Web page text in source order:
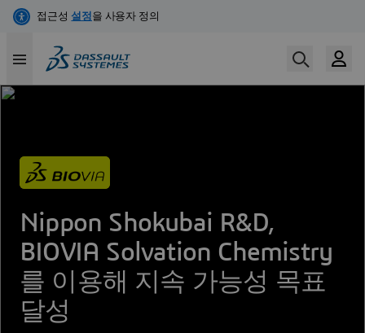
Skip
content
Nippon Shokubai R&D,
BIOVIA Solvation Chemistry
를 이용해 지속 가능성 목표
달성